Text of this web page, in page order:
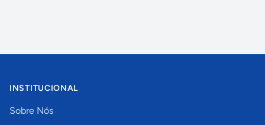
INSTITUCIONAL
Sobre Nós